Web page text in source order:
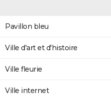
Pavillon bleu
Ville d'art et d'histoire
Ville fleurie
Ville internet